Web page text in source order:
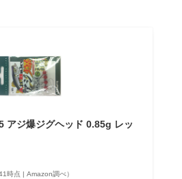
アジ爆ジグヘッド 0.85g レッ
時点 | Amazon調べ）